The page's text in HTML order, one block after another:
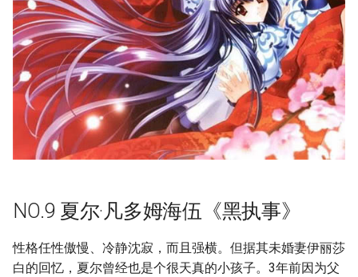
摘要与附加信息
附加信息 [Processed Page
Metadata]
NO.9 夏尔·凡多姆海伍《黑执事》
性格任性傲慢、冷静沈寂，而且强横。但据其未婚妻伊丽莎
白的回忆，夏尔曾经也是个很天真的小孩子。3年前因为父